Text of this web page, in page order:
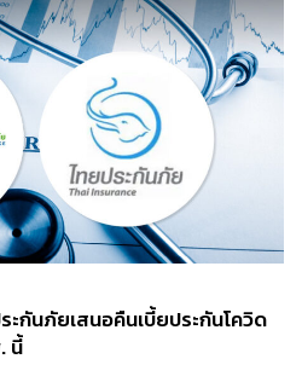
ะกันภัยเสนอคืนเบี้ยประกันโควิด
นี้